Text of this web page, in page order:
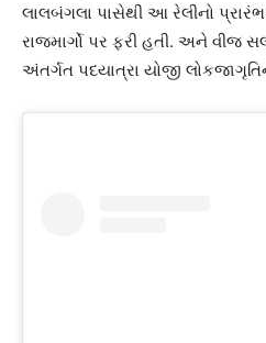
લાલબંગલા પાસેથી આ રેલીનો
રાજમાર્ગો પર ફરી હતી. અને વીજ
અંતર્ગત પદયાત્રા યોજી